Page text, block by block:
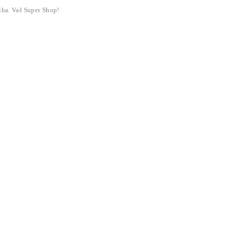
Vaš Super Shop!